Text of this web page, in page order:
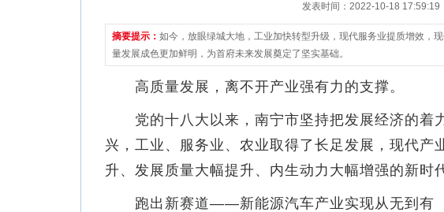
发表时间：2022-10-18 17:59:19
摘要提示： 如今，放眼绿城大地，工业加快转型升级，现代服务业提质增效，
量发展成色更加鲜明，为首府未来发展奠定了坚实基础。
高质量发展，离不开产业强有力的支撑。
党的十八大以来，南宁市坚持把发展经济的着
兴，工业、服务业、农业取得了长足发展，现代产
升、发展质量大幅提升、内生动力大幅增强的新时
跑出新赛道——新能源汽车产业实现从无到有